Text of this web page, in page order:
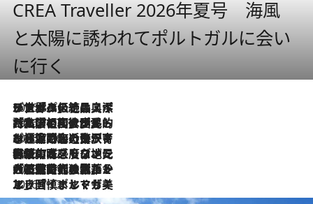
CREA Traveller 2026年夏号 海風
と太陽に誘われてポルトガルに会い
に行く
2026.8.8
リスボンの絶品スイーツ「パステル・デ・ナタ」とは？ポルトガル伝統の奥深い世界へ
2026.7.27
「私の祖国はポルトガル語です」国民的詩人フェルナンド・ペソアと、彼が愛した文学の街を歩く
2026.7.26
ポルトガル近海が育む極上の海の幸。キリリと冷えた白ワインと愉しむ、シーフード専門店の贅沢
2026.7.22
伝統の味をモダンに昇華。高感度な地元客が集う、リスボンの最旬ガストロノミー
2026.7.21
大航海時代の栄華から、震災、独裁、そして革命へ。ポルトガル・首都リスボンの石畳に刻まれた「歴史の光と影」
2026.7.13
エッセイ・ヤマザキマリ「慎ましくも美しき国 ポルトガル」